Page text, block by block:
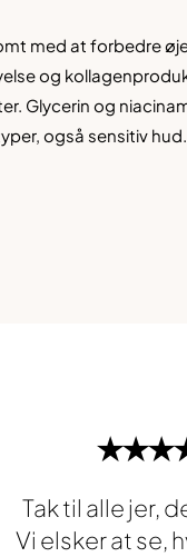
med at forbedre
og
Glycerin og
også sensitiv hud.
Tak til alle jer,
Vi elsker at se,